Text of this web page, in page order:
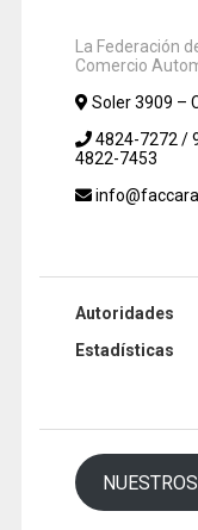
La Federación
Comercio
Soler 3909 –
4824-7272 /
4822-7453
Autoridades
Estadísticas